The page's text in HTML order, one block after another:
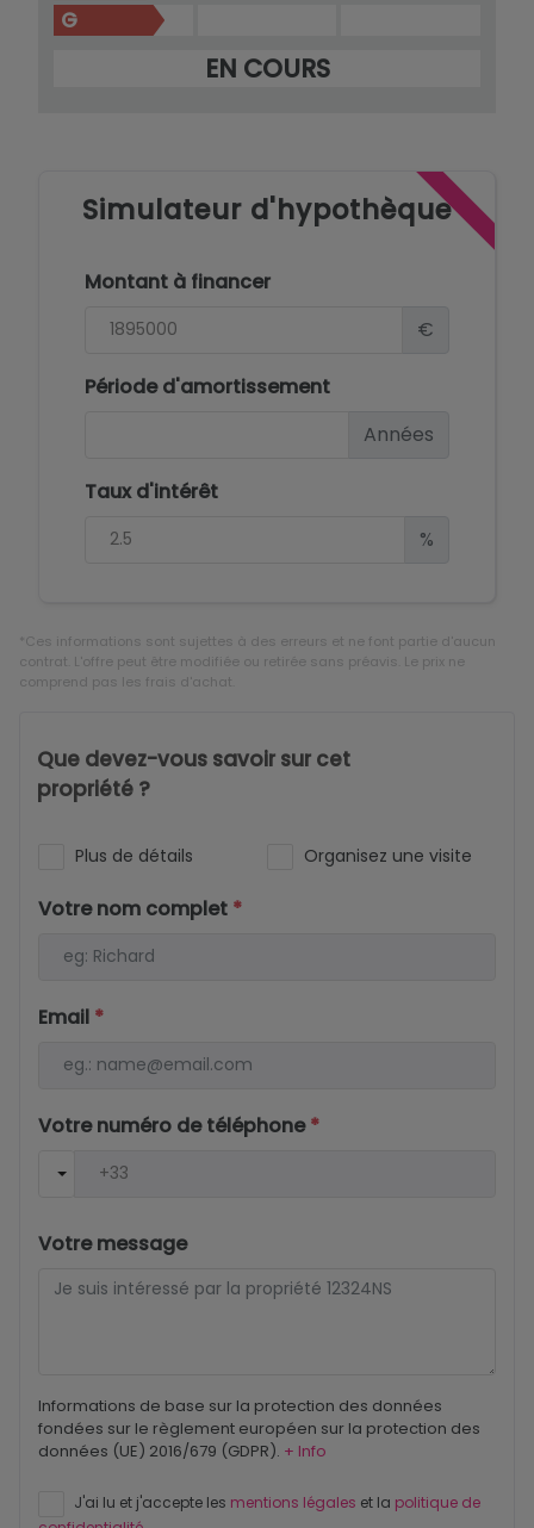
G
EN COURS
Simulateur d'hypothèque
Montant à financer
€
Période d'amortissement
Années
Taux d'intérêt
%
*Ces informations sont sujettes à des erreurs et ne font partie d'aucun
contrat. L'offre peut être modifiée ou retirée sans préavis. Le prix ne
comprend pas les frais d'achat.
Que devez-vous savoir sur cet
propriété ?
Plus de détails Organisez une visite
Votre nom complet *
Email *
Votre numéro de téléphone*
Votre message
Informations de base sur la protection des données
fondées sur le règlement européen sur la protection des
données (UE) 2016/679 (GDPR). + Info
J'ai lu et j'accepte les mentions légales et la politique de